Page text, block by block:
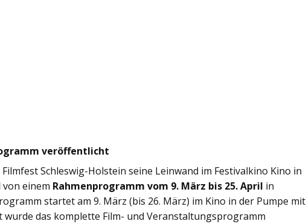
veröffentlicht
Schleswig-Holstein seine Leinwand im Festivalkino Kino in
von einem Rahmenprogramm vom 9. März bis 25. April in
startet am 9. März (bis 26. März) im Kino in der Pumpe mit
wurde das komplette Film- und Veranstaltungsprogramm